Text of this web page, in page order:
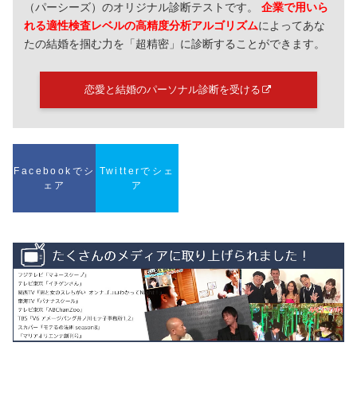
（パーシーズ）のオリジナル診断テストです。企業で用いら
れる適性検査レベルの高精度分析アルゴリズムによってあな
たの結婚を掴む力を「超精密」に診断することができます。
恋愛と結婚のパーソナル診断を受ける
Facebookでシ
ェア
Twitterでシェ
ア